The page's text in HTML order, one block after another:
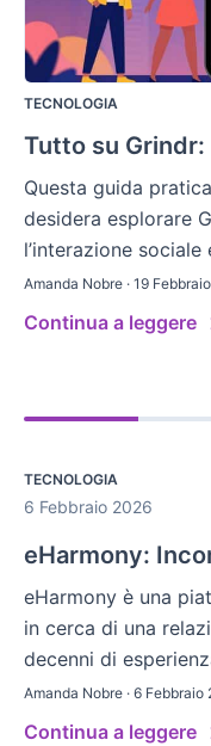
TECNOLOGIA
Tutto su Grindr:
Questa guida
desidera esplorare
l’interazione
Amanda Nobre · 19
Continua a leggere
TECNOLOGIA
6 Febbraio 2026
eHarmony:
eHarmony è una
in cerca di una
decenni di
Amanda Nobre · 6 Febbraio
Continua a leggere